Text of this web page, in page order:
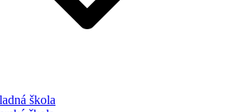
škola